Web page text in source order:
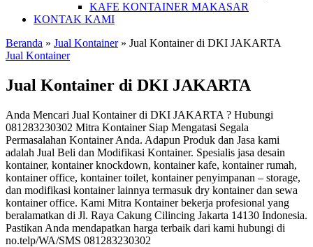
KAFE KONTAINER MAKASAR
KONTAK KAMI
Beranda » Jual Kontainer » Jual Kontainer di DKI JAKARTA
Jual Kontainer
Jual Kontainer di DKI JAKARTA
Anda Mencari Jual Kontainer di DKI JAKARTA ? Hubungi
081283230302 Mitra Kontainer Siap Mengatasi Segala
Permasalahan Kontainer Anda. Adapun Produk dan Jasa kami
adalah Jual Beli dan Modifikasi Kontainer. Spesialis jasa desain
kontainer, kontainer knockdown, kontainer kafe, kontainer rumah,
kontainer office, kontainer toilet, kontainer penyimpanan – storage,
dan modifikasi kontainer lainnya termasuk dry kontainer dan sewa
kontainer office. Kami Mitra Kontainer bekerja profesional yang
beralamatkan di Jl. Raya Cakung Cilincing Jakarta 14130 Indonesia.
Pastikan Anda mendapatkan harga terbaik dari kami hubungi di
no.telp/WA/SMS 081283230302